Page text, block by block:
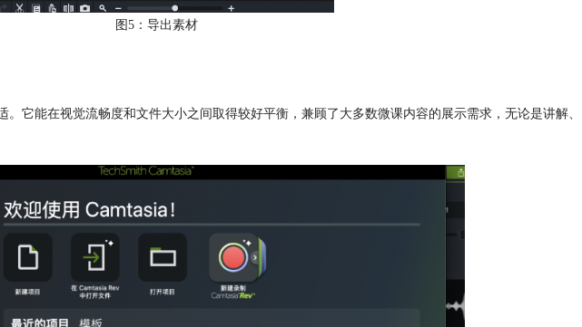
图5：导出素材
。它能在视觉流畅度和文件大小之间取得较好平衡，兼顾了大多数微课内容的展示需求，无论是讲解、